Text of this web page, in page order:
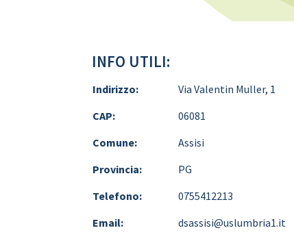
INFO UTILI:
Indirizzo:
Via Valentin Muller, 1
CAP:
06081
Comune:
Assisi
Provincia:
PG
Telefono:
0755412213
Email:
dsassisi@uslumbria1.it